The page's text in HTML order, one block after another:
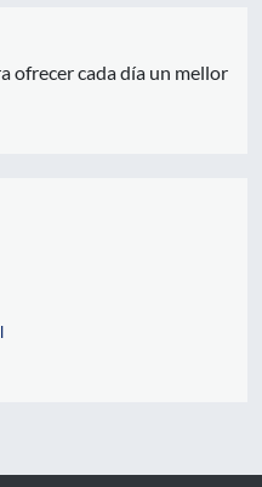
ofrecer cada día un mellor